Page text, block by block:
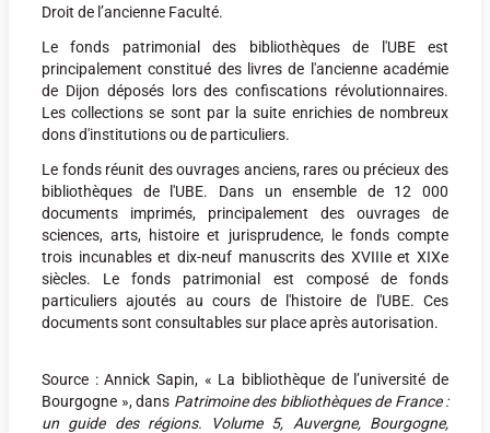
Droit de l’ancienne Faculté.
Le fonds patrimonial des bibliothèques de l'UBE est
principalement constitué des livres de l'ancienne académie
de Dijon déposés lors des confiscations révolutionnaires.
Les collections se sont par la suite enrichies de nombreux
donsd'institutions ou de particuliers.
Le fonds réunit des ouvrages anciens, rares ou précieux des
bibliothèques de l'UBE. Dans un ensemble de 12 000
documents imprimés, principalement des ouvrages de
sciences, arts, histoire et jurisprudence, le fonds compte
trois incunables et dix-neuf manuscrits des XVIIIe et XIXe
siècles. Le fonds patrimonial est composé de fonds
particuliers ajoutés au cours de l'histoire de l'UBE. Ces
documents sont consultables sur place après autorisation.
Source : Annick Sapin, « La bibliothèque de l’université de
Bourgogne », dans Patrimoine des bibliothèques de France :
un guide des régions. Volume 5, Auvergne, Bourgogne,